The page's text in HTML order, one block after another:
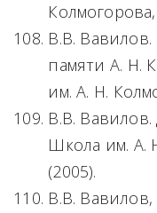
В.В.
памяти А. Н.
им. А. Н.
В.В.
Школа им. А.
(2005).
В.В.